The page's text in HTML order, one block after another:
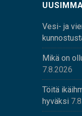
Vesi- ja
Mikä on
7.8.2026
Töitä
hyväksi